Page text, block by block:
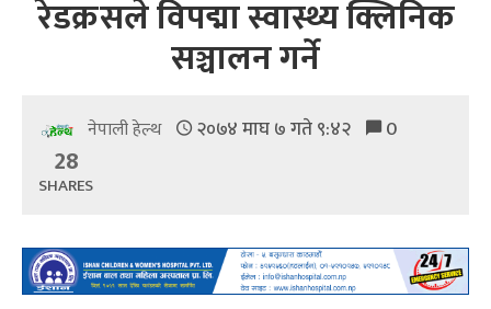
रेडक्रसले विपद्मा स्वास्थ्य क्लिनिक
सञ्चालन गर्ने
नेपाली हेल्थ २०७४ माघ ७ गते ९:४२ 0
28
SHARES